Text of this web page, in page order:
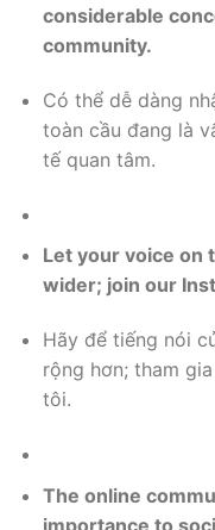
considerable
community.
Có thể dễ dàng
toàn cầu đang là
tế quan tâm.
Let your voice on
wider; join our
Hãy để tiếng nói
rộng hơn; tham
tôi.
The online
importance to